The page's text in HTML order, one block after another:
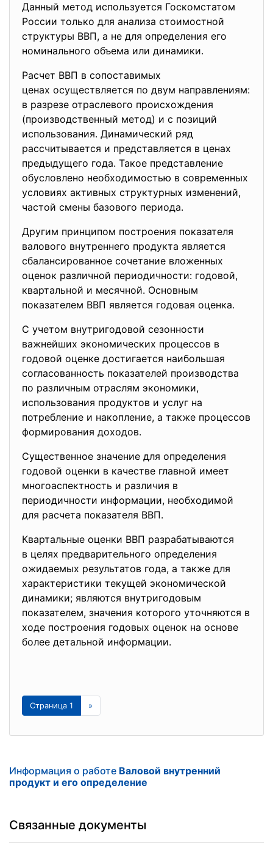
Данный метод используется Госкомстатом
России только для анализа стоимостной
структуры ВВП, а не для определения его
номинального объема или динамики.
Расчет ВВП в сопоставимых
ценах осуществляется по двум направлениям:
в разрезе отраслевого происхождения
(производственный метод) и с позиций
использования. Динамический ряд
рассчитывается и представляется в ценах
предыдущего года. Такое представление
обусловлено необходимостью в современных
условиях активных структурных изменений,
частой смены базового периода.
Другим принципом построения показателя
валового внутреннего продукта является
сбалансированное сочетание вложенных
оценок различной периодичности: годовой,
квартальной и месячной. Основным
показателем ВВП является годовая оценка.
С учетом внутригодовой сезонности
важнейших экономических процессов в
годовой оценке достигается наибольшая
согласованность показателей производства
по различным отраслям экономики,
использования продуктов и услуг на
потребление и накопление, а также процессов
формирования доходов.
Существенное значение для определения
годовой оценки в качестве главной имеет
многоаспектность и различия в
периодичности информации, необходимой
для расчета показателя ВВП.
Квартальные оценки ВВП разрабатываются
в целях предварительного определения
ожидаемых результатов года, а также для
характеристики текущей экономической
динамики; являются внутригодовым
показателем, значения которого уточняются в
ходе построения годовых оценок на основе
более детальной информации.
Страница 1 »
Информация о работе Валовой внутренний
продукт и его определение
Связанные документы